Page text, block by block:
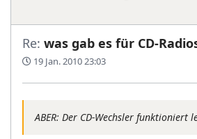
Re: was gab es für CD-
19 Jan. 2010 23:03
ABER: Der CD-Wechsler funktioniert